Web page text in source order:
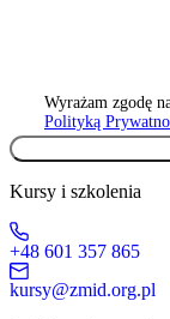
Wyrażam zgodę
Polityką
Kursy i szkolenia
+48 601 357 865
kursy@zmid.org.pl